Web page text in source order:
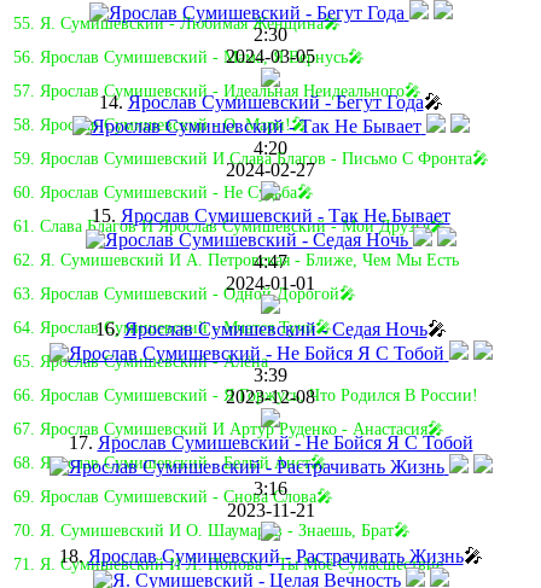
55. Я. Сумишевский - Любимая Женщина🎤
56. Ярослав Сумишевский - Мама, Я Вернусь🎤
57. Ярослав Сумишевский - Идеальная Неидеального🎤
58. Ярослав Сумишевский - О, Мари!🎤
59. Ярослав Сумишевский И Слава Благов - Письмо С Фронта🎤
60. Ярослав Сумишевский - Не Судьба🎤
61. Слава Благов И Ярослав Сумишевский - Мои Друзья🎤
62. Я. Сумишевский И А. Петровская - Ближе, Чем Мы Есть
63. Ярослав Сумишевский - Одной Дорогой🎤
64. Ярослав Сумишевский - Мчатся Тучи🎤
65. Ярослав Сумишевский - Алёна
66. Ярослав Сумишевский - Я Горжусь, Что Родился В России!
67. Ярослав Сумишевский И Артур Руденко - Анастасия🎤
68. Ярослав Сумишевский - Белый Аист🎤
69. Ярослав Сумишевский - Снова Слова🎤
70. Я. Сумишевский И О. Шаумаров - Знаешь, Брат🎤
71. Я. Сумишевский И Л. Попова - Ты Моё Сумасшествие
2:30
2024-03-05
14.Ярослав Сумишевский - Бегут Года🎤
4:20
2024-02-27
15. Ярослав Сумишевский - Так Не Бывает
4:47
2024-01-01
16.Ярослав Сумишевский - Седая Ночь🎤
3:39
2023-12-08
17. Ярослав Сумишевский - Не Бойся Я С Тобой
3:16
2023-11-21
18. Ярослав Сумишевский - Растрачивать Жизнь🎤